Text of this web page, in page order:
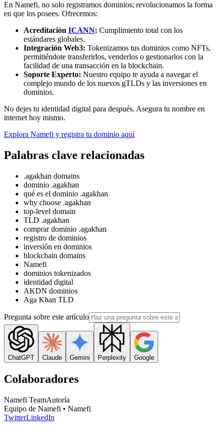
En Namefi, no solo registramos dominios; revolucionamos la forma
en que los posees. Ofrecemos:
Acreditación ICANN: Cumplimiento total con los
estándares globales.
Integración Web3: Tokenizamos tus dominios como NFTs,
permitiéndote transferirlos, venderlos o gestionarlos con la
facilidad de una transacción en la blockchain.
Soporte Experto: Nuestro equipo te ayuda a navegar el
complejo mundo de los nuevos gTLDs y las inversiones en
dominios.
No dejes tu identidad digital para después. Asegura tu nombre en
internet hoy mismo.
Explora Namefi y registra tu dominio aquí
Palabras clave relacionadas
.agakhan domains
dominio .agakhan
qué es el dominio .agakhan
why choose .agakhan
top-level domain
TLD .agakhan
comprar dominio .agakhan
registro de dominios
inversión en dominios
blockchain domains
Namefi
dominios tokenizados
identidad digital
AKDN dominios
Aga Khan TLD
Pregunta sobre este artículo
ChatGPT Claude Gemini Perplexity Google
Colaboradores
Namefi TeamAutoría
Equipo de Namefi • Namefi
TwitterLinkedIn